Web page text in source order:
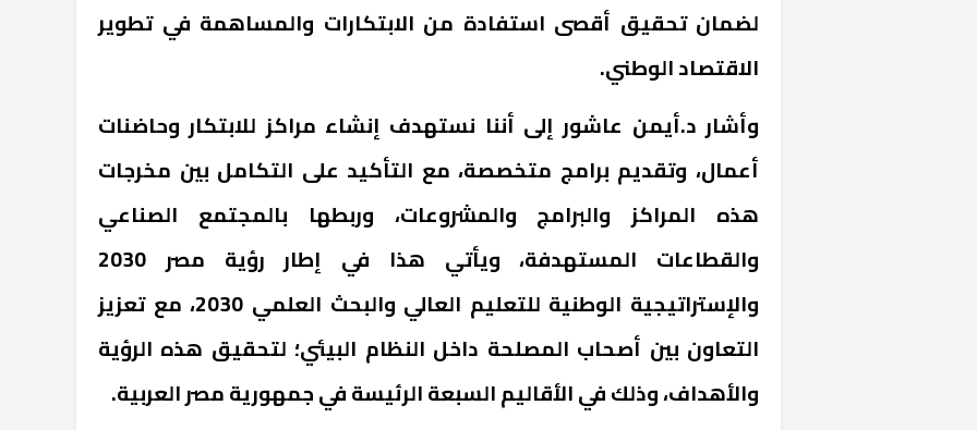
لضمان تحقيق أقصى استفادة من الابتكارات والمساهمة في تطوير
الاقتصاد الوطني.
وأشار د.أيمن عاشور إلى أننا نستهدف إنشاء مراكز للابتكار وحاضنات
أعمال، وتقديم برامج متخصصة، مع التأكيد على التكامل بين مخرجات
هذه المراكز والبرامج والمشروعات، وربطها بالمجتمع الصناعي
والقطاعات المستهدفة، ويأتي هذا في إطار رؤية مصر 2030
والإستراتيجية الوطنية للتعليم العالي والبحث العلمي 2030، مع تعزيز
التعاون بين أصحاب المصلحة داخل النظام البيئي؛ لتحقيق هذه الرؤية
والأهداف، وذلك في الأقاليم السبعة الرئيسة في جمهورية مصر العربية.